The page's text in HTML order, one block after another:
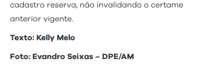
cadastro reserva, não invalidando o certame
anterior vigente.
Texto: Kelly Melo
Foto: Evandro Seixas – DPE/AM